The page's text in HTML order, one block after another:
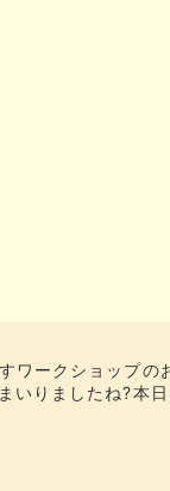
ワークショップの
いりましたね?本